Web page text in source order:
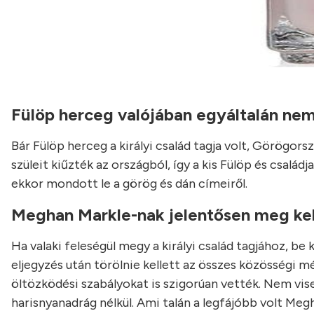
Fülöp herceg valójában egyáltalán
Bár Fülöp herceg a királyi család tagja volt,
szüleit kiűzték az országból, így a kis Fülöp és
ekkor mondott le a görög és dán címeiről.
Meghan Markle-nak jelentősen meg
Ha valaki feleségül megy a királyi család tagjához,
eljegyzés után törölnie kellett az összes közösségi
öltözködési szabályokat is szigorúan vették. Nem
harisnyanadrág nélkül. Ami talán a legfájóbb volt